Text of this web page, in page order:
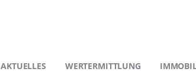
AKTUELLES WERTERMITTLUNG